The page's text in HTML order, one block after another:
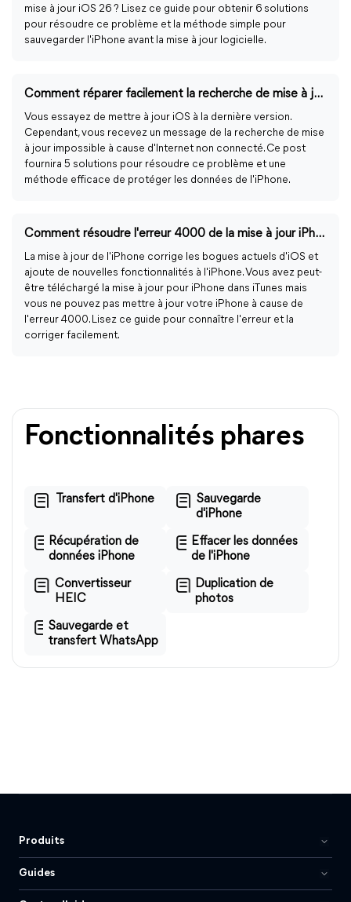
mise à jour iOS 26 ? Lisez ce guide pour obtenir 6 solutions
pour résoudre ce problème et la méthode simple pour
sauvegarder l'iPhone avant la mise à jour logicielle.
Comment réparer facilement la recherche de mise à jour impossible ?
Vous essayez de mettre à jour iOS à la dernière version.
Cependant, vous recevez un message de la recherche de mise
à jour impossible à cause d'Internet non connecté. Ce post
fournira 5 solutions pour résoudre ce problème et une
méthode efficace de protéger les données de l'iPhone.
Comment résoudre l'erreur 4000 de la mise à jour iPhone ?
La mise à jour de l'iPhone corrige les bogues actuels d'iOS et
ajoute de nouvelles fonctionnalités à l'iPhone. Vous avez peut-
être téléchargé la mise à jour pour iPhone dans iTunes mais
vous ne pouvez pas mettre à jour votre iPhone à cause de
l'erreur 4000. Lisez ce guide pour connaître l'erreur et la
corriger facilement.
Fonctionnalités phares
Transfert d'iPhone
Sauvegarde
d'iPhone
Récupération de
données iPhone
Effacer les données
de l'iPhone
Convertisseur
HEIC
Duplication de
photos
Sauvegarde et
transfert WhatsApp
Produits
Guides